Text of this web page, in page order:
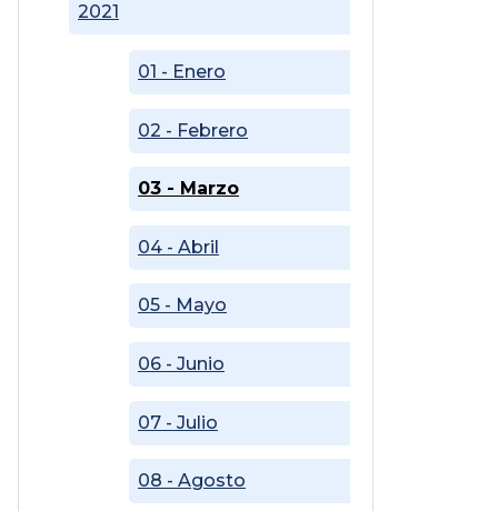
2021
01 - Enero
02 - Febrero
03 - Marzo
04 - Abril
05 - Mayo
06 - Junio
07 - Julio
08 - Agosto